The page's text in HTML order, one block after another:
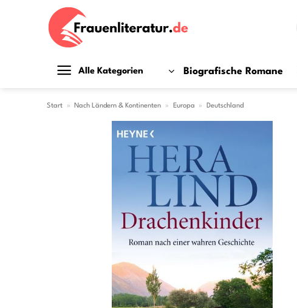
Alle Kategorien Biografische Romane
Start » Nach Ländern & Kontinenten » Europa » Deutschland